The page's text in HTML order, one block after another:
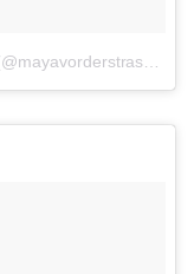
Une publication partagée par M A Y A 🍉 (@mayavorderstrasse)